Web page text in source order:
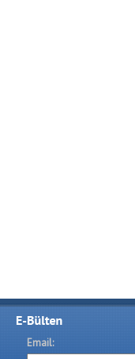
Email: